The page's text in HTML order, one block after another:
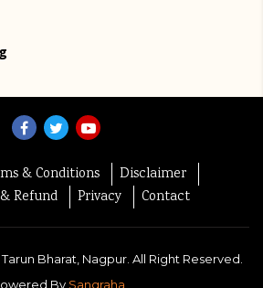
& Conditions
Disclaimer
Refund
Privacy Contact
Tarun Bharat, Nagpur. All Right Reserved.
By Sangraha